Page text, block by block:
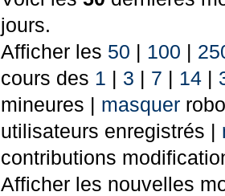
jours.
Afficher les 50 | 100 |
cours des 1 | 3 | 7 | 14|
mineures | masquer
utilisateurs enregistrés |
contributions
Afficher les nouvelles